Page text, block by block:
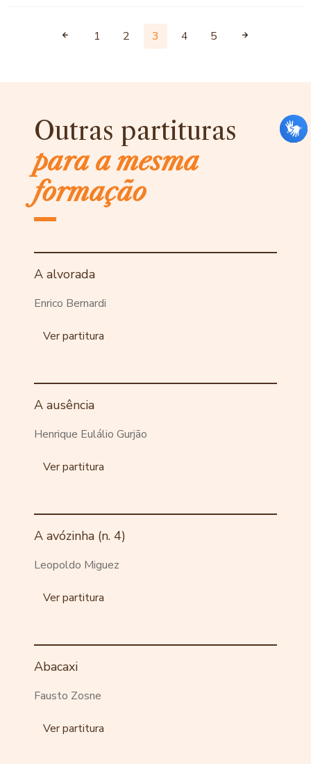
1 2 3 4 5
Outras partituras
para a mesma
formação
A alvorada
Enrico Bernardi
Ver partitura
A ausência
Henrique Eulálio Gurjão
Ver partitura
A avózinha (n. 4)
Leopoldo Miguez
Ver partitura
Abacaxi
Fausto Zosne
Ver partitura